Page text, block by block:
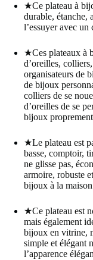
★Ce plateau à
durable, étanche,
l’essuyer avec
★Ces plateaux à
d’oreilles,
organisateurs de
de bijoux
colliers de se
d’oreilles de se
bijoux
★Le plateau est
basse, comptoir,
ne glisse pas,
armoire, robuste
bijoux à la
★Ce plateau est
mais également
bijoux en vitrine,
simple et élégant
l’apparence